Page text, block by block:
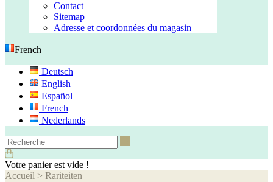
Contact
Sitemap
Adresse et coordonnées du magasin
French
Deutsch
English
Español
French
Nederlands
Votre panier est vide !
Accueil > Rariteiten